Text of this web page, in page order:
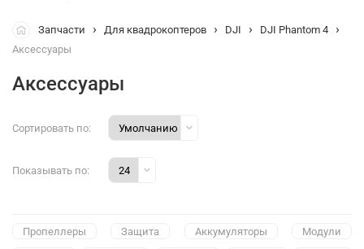
Запчасти Для квадрокоптеров DJI
DJI Phantom 4
Аксессуары
Аксессуары
Сортировать по:
Показывать по:
Пропеллеры Защита Аккумуляторы
Модули